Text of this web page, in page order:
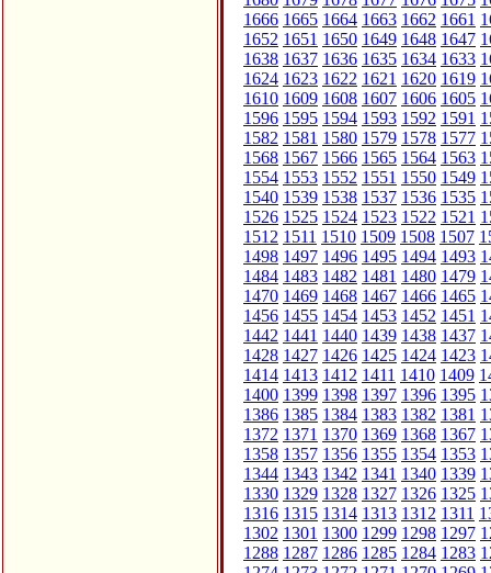
1666 1665 1664 1663 1662 1661
1652 1651 1650 1649 1648 1647
1638 1637 1636 1635 1634 1633
1624 1623 1622 1621 1620 1619
1610 1609 1608 1607 1606 1605
1596 1595 1594 1593 1592 1591
1582 1581 1580 1579 1578 1577
1568 1567 1566 1565 1564 1563
1554 1553 1552 1551 1550 1549
1540 1539 1538 1537 1536 1535
1526 1525 1524 1523 1522 1521
1512 1511 1510 1509 1508 1507
1498 1497 1496 1495 1494 1493
1484 1483 1482 1481 1480 1479
1470 1469 1468 1467 1466 1465
1456 1455 1454 1453 1452 1451
1442 1441 1440 1439 1438 1437
1428 1427 1426 1425 1424 1423
1414 1413 1412 1411 1410 1409
1400 1399 1398 1397 1396 1395
1386 1385 1384 1383 1382 1381
1372 1371 1370 1369 1368 1367
1358 1357 1356 1355 1354 1353
1344 1343 1342 1341 1340 1339
1330 1329 1328 1327 1326 1325
1316 1315 1314 1313 1312 1311
1302 1301 1300 1299 1298 1297
1288 1287 1286 1285 1284 1283